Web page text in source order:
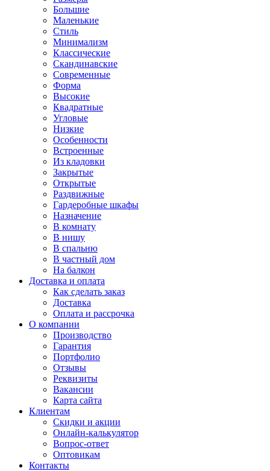
Большие
Маленькие
Стиль
Минимализм
Классические
Скандинавские
Современные
Форма
Высокие
Квадратные
Угловые
Низкие
Особенности
Встроенные
Из кладовки
Закрытые
Открытые
Раздвижные
Гардеробные шкафы
Назначение
В комнату
В нишу
В спальню
В частный дом
На балкон
Доставка и оплата
Как сделать заказ
Доставка
Оплата и рассрочка
О компании
Производство
Гарантия
Портфолио
Отзывы
Реквизиты
Вакансии
Карта сайта
Клиентам
Скидки и акции
Онлайн-калькулятор
Вопрос-ответ
Оптовикам
Контакты